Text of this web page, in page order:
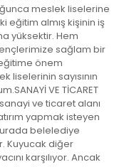
meslek liselerine
eğitim almış kişinin iş
yüksektir. Hem
sağlam bir
önem
liselerinin sayısının
VE TİCARET
sanayi ve ticaret alanı
yapmak isteyen
belelediye
Kuyucak diğer
karşılıyor. Ancak